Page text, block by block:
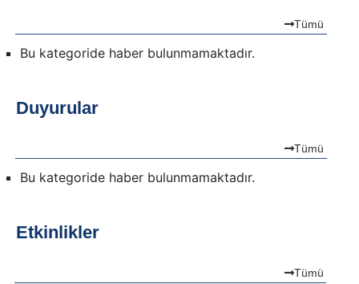
Tümü
Bu kategoride haber bulunmamaktadır.
Duyurular
Tümü
Bu kategoride haber bulunmamaktadır.
Etkinlikler
Tümü